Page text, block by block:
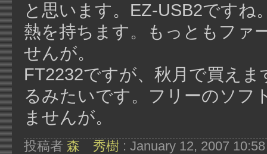
と思います。EZ-USB2です
熱を持ちます。もっともファ
せんが。
FT2232ですが、秋月で買え
るみたいです。フリーのソフ
ませんが。
投稿者 森 秀樹 : January 12, 2007